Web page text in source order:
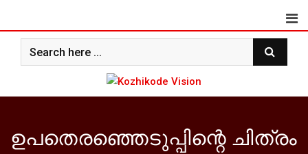
content
ഉപതെരഞ്ഞെടുപ്പിന്റെ ചിത്രം